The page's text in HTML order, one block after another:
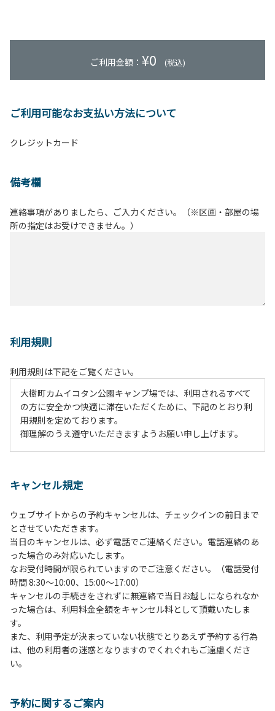
ご利用金額： ¥0 (税込)
ご利用可能なお支払い方法について
クレジットカード
備考欄
連絡事項がありましたら、ご入力ください。（※区画・部屋の場
所の指定はお受けできません。）
利用規則
利用規則は下記をご覧ください。
大樹町カムイコタン公園キャンプ場では、利用されるすべて
の方に安全かつ快適に滞在いただくために、下記のとおり利
用規則を定めております。
御理解のうえ遵守いただきますようお願い申し上げます。
２、中学生以下だけでの利用はできません。高校生以上の方
３、テントサイト（多目的広場を含む。）の使用は、事前に
予約いただいた方のみで、連泊の方を除き、正午からです。
基本的に、テント1張りにつき1区画の予約をお願いします。
管理棟にてチェックインの手続きを行ってください。午後3
時前にお越しの方は、午後3時になりましたら管理棟にて手
続きを行ってください。午後5時過ぎにお越しの方は、翌朝
手続きを行ってください。
４、車両は、荷物の積み下ろし時以外は、駐車場にとめてく
ださい。
５、チェックアウトは、午前10時まで（日帰り使用の場合は
午後5時まで）です。チェックインの手続きを行っていない
方や使用人数が増えた場合は、必ず手続きを行ってくださ
ら午前10時までの間にゴミステーションに出してください。
キャンセル規定
ウェブサイトからの予約キャンセルは、チェックインの前日まで
とさせていただきます。
当日のキャンセルは、必ず電話でご連絡ください。電話連絡のあ
った場合のみ対応いたします。
なお受付時間が限られていますのでご注意ください。（電話受付
時間 8:30～10:00、15:00～17:00）
キャンセルの手続きをされずに無連絡で当日お越しになられなか
った場合は、利用料金全額をキャンセル料として頂戴いたしま
す。
また、利用予定が決まっていない状態でとりあえず予約する行為
は、他の利用者の迷惑となりますのでくれぐれもご遠慮くださ
い。
予約に関するご案内